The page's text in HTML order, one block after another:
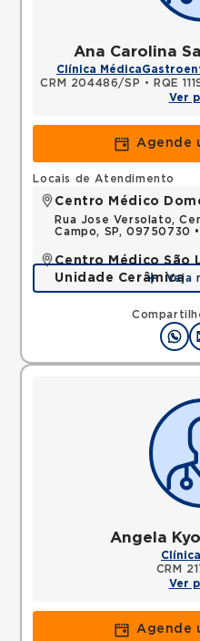
Ana Carolina
Clínica Médica
CRM 204486/SP • RQE
Ver
Agende
Locais de Atendimento
Centro Médico
Rua Jose Versolato,
Campo, SP, 09750730 •
Centro Médico São
Unidade Cerâmica
Alameda Caulim,
SP, 09531195 •
Veja
Angela
CRM
Ver
Agende